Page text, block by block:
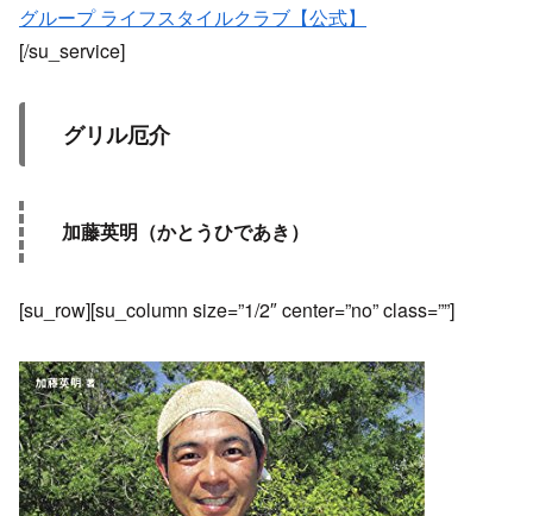
グループ ライフスタイルクラブ【公式】
[/su_service]
グリル厄介
加藤英明（かとうひであき）
[su_row][su_column size=”1/2″ center=”no” class=””]